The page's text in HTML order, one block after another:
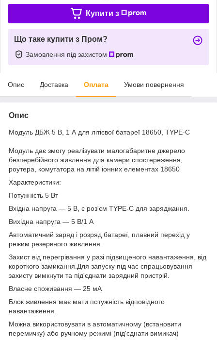
Купити з
Що таке купити з Пром?
Замовлення під захистом
Опис Доставка Оплата Умови повернення
Опис
Модуль ДБЖ 5 В, 1 А для літієвої батареї 18650, ТYPE-C
Модуль дає змогу реалізувати малогабаритне джерело
безперебійного живлення для камери спостереження,
роутера, комутатора на літій іонних елементах 18650
Характеристики:
Потужність 5 Вт
Вхідна напруга — 5 В, є роз'єм ТYPE-C для заряджання.
Вихідна напруга — 5 В/1 А
Автоматичний заряд і розряд батареї, плавний перехід у
режим резервного живлення.
Захист від перегрівання у разі підвищеного навантаження, від
короткого замикання.Для запуску під час спрацьовування
захисту вимкнути та під'єднати зарядний пристрій.
Власне споживання — 25 мА
Блок живлення має мати потужність відповідного
навантаження.
Можна використовувати в автоматичному (встановити
перемичку) або ручному режимі (під'єднати вимикач)